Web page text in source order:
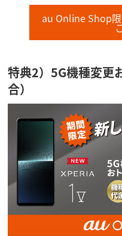
au Online Shop
特典2）5G機種変更
合）